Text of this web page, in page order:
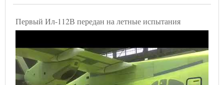
Первый Ил-112В передан на летные испытания